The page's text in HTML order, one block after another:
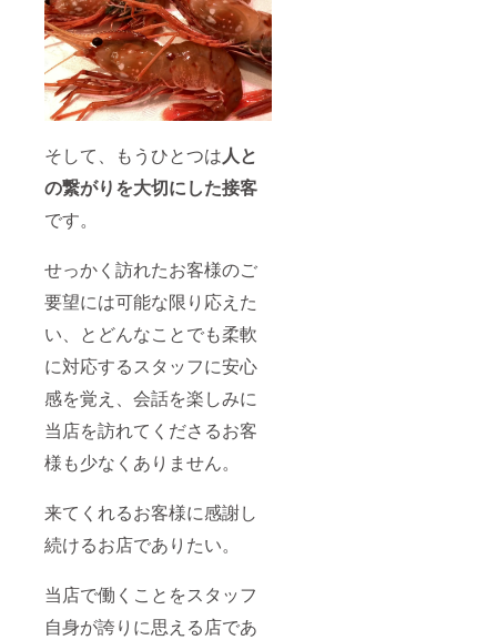
そして、もうひとつは人と
の繋がりを大切にした接客
です。
せっかく訪れたお客様のご
要望には可能な限り応えた
い、とどんなことでも柔軟
に対応するスタッフに安心
感を覚え、会話を楽しみに
当店を訪れてくださるお客
様も少なくありません。
来てくれるお客様に感謝し
続けるお店でありたい。
当店で働くことをスタッフ
自身が誇りに思える店であ